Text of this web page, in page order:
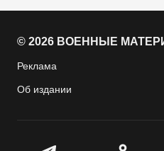
© 2026 ВОЕННЫЕ
Реклама
Об издании